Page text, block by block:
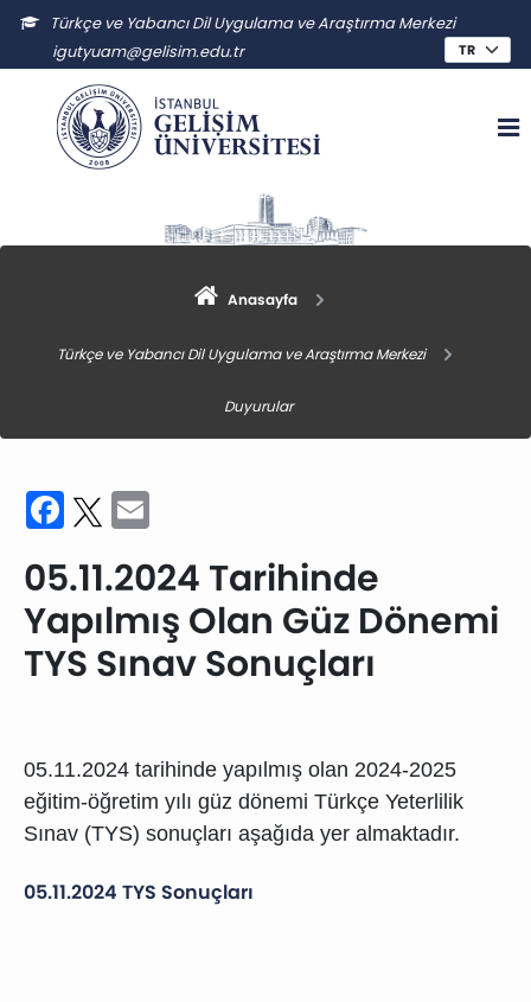
Türkçe ve Yabancı Dil Uygulama ve Araştırma Merkezi
igutyuam@gelisim.edu.tr
Anasayfa
Türkçe ve Yabancı Dil Uygulama ve Araştırma Merkezi
Duyurular
Facebook
Twitter
05.11.2024 Tarihinde
Yapılmış Olan Güz Dönemi
TYS Sınav Sonuçları
05.11.2024 tarihinde yapılmış olan 2024-2025
eğitim-öğretim yılı güz dönemi Türkçe Yeterlilik
Sınav (TYS) sonuçları aşağıda yer almaktadır.
05.11.2024 TYS Sonuçları